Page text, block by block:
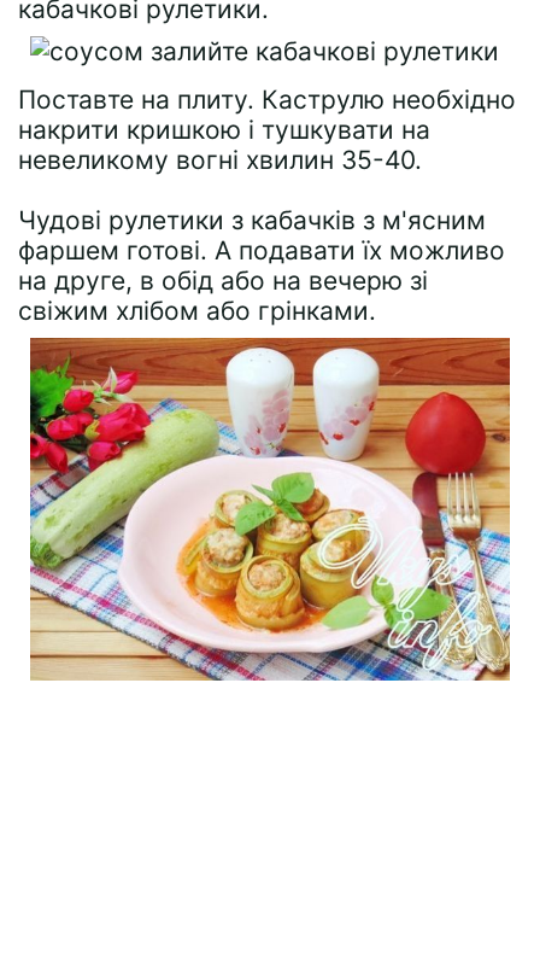
кабачкові рулетики.
Поставте на плиту. Каструлю необхідно
накрити кришкою і тушкувати на
невеликому вогні хвилин 35-40.
Чудові рулетики з кабачків з м'ясним
фаршем готові. А подавати їх можливо
на друге, в обід або на вечерю зі
свіжим хлібом або грінками.